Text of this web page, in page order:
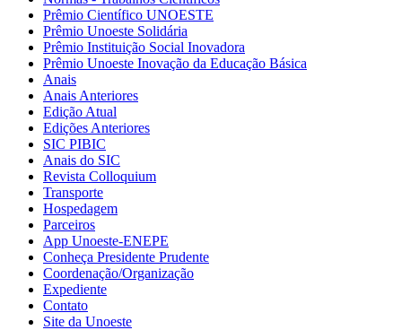
Prêmio Científico UNOESTE
Prêmio Unoeste Solidária
Prêmio Instituição Social Inovadora
Prêmio Unoeste Inovação da Educação Básica
Anais
Anais Anteriores
Edição Atual
Edições Anteriores
SIC PIBIC
Anais do SIC
Revista Colloquium
Transporte
Hospedagem
Parceiros
App Unoeste-ENEPE
Conheça Presidente Prudente
Coordenação/Organização
Expediente
Contato
Site da Unoeste